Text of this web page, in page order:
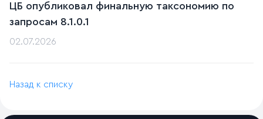
ЦБ опубликовал финальную таксономию по
запросам 8.1.0.1
02.07.2026
Назад к списку